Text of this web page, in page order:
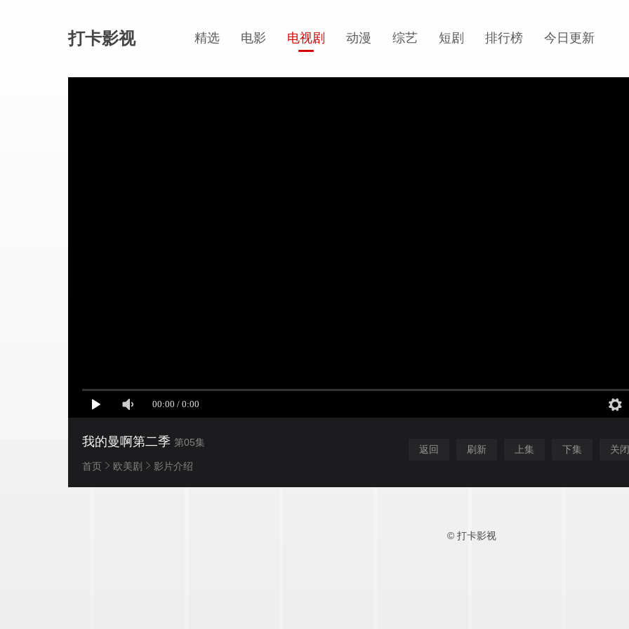
打卡影视 精选 电影 电视剧 动漫 综艺 短剧 排行榜 今日更新
返回 刷新 上集 下集 关
我的曼啊第二季 第05集
首页 欧美剧 影片介绍
© 打卡影视